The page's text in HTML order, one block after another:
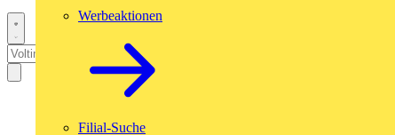
Werbeaktionen
Filial-Suche